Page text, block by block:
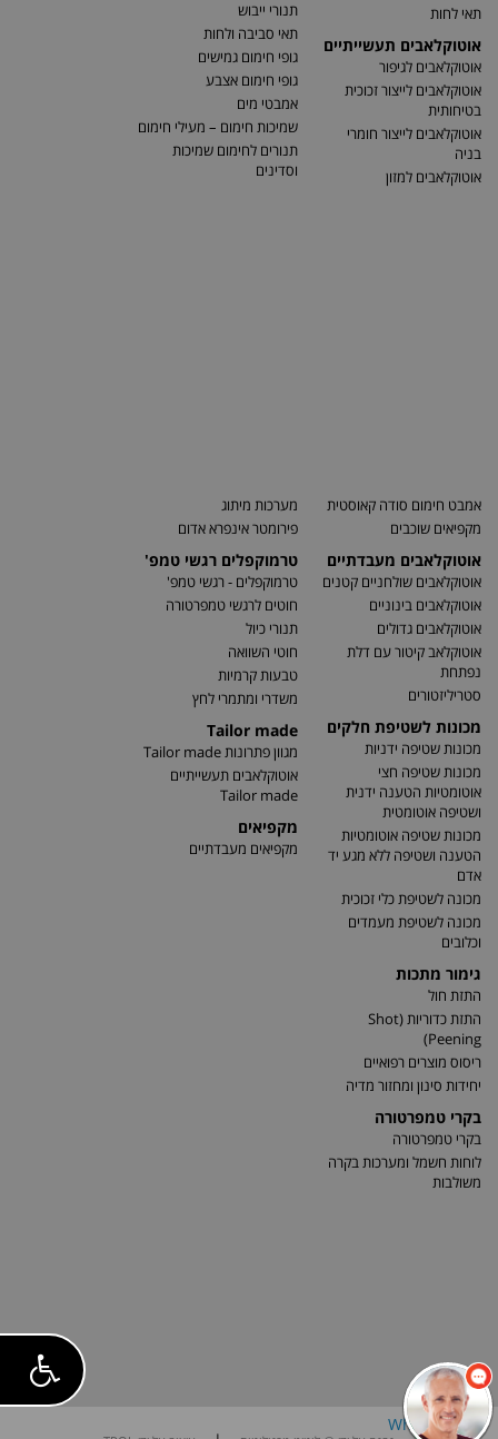
תאי לחות
אוטוקלאבים תעשייתיים
אוטוקלאבים לגיפור
אוטוקלאבים לייצור זכוכית
בטיחותית
אוטוקלאבים לייצור חומרי
בניה
אוטוקלאבים למזון
תנורי ייבוש
תאי סביבה ולחות
גופי חימום גמישים
גופי חימום אצבע
אמבטי מים
שמיכות חימום – מעילי חימום
תנורים לחימום שמיכות
וסדינים
אמבט חימום סודה קאוסטית
מקפיאים שוכבים
אוטוקלאבים מעבדתיים
אוטוקלאבים שולחניים קטנים
אוטוקלאבים בינוניים
אוטוקלאבים גדולים
אוטוקלאב קיטור עם דלת
נפתחת
סטריליזטורים
מכונות לשטיפת חלקים
מכונות שטיפה ידניות
מכונות שטיפה חצי
אוטומטיות הטענה ידנית
ושטיפה אוטומטית
מכונות שטיפה אוטומטיות
הטענה ושטיפה ללא מגע יד
אדם
מכונה לשטיפת כלי זכוכית
מכונה לשטיפת מעמדים
וכלובים
גימור מתכות
התזת חול
התזת כדוריות (Shot
Peening)
ריסוס מוצרים רפואיים
יחידות סינון ומחזור מדיה
בקרי טמפרטורה
בקרי טמפרטורה
לוחות חשמל ומערכות בקרה
משולבות
מערכות מיתוג
פירומטר אינפרא אדום
טרמוקפלים רגשי טמפ'
טרמוקפלים - רגשי טמפ'
חוטים לרגשי טמפרטורה
תנורי כיול
חוטי השוואה
טבעות קרמיות
משדרי ומתמרי לחץ
Tailor made
מגוון פתרונות Tailor made
אוטוקלאבים תעשייתיים
Tailor made
מקפיאים
מקפיאים מעבדתיים